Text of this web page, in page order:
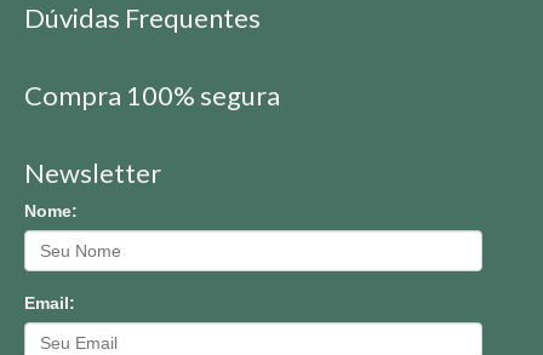
Dúvidas Frequentes
Compra 100% segura
Newsletter
Nome:
Email: